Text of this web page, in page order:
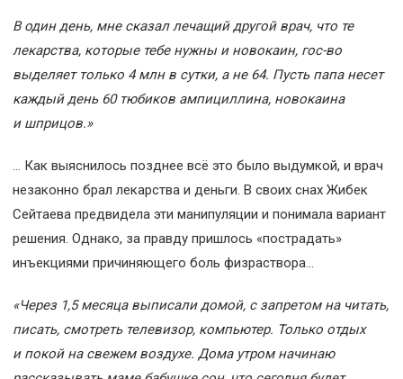
В один день, мне сказал лечащий другой врач, что те
лекарства, которые тебе нужны и новокаин, гос-во
выделяет только 4 млн в сутки, а не 64. Пусть папа несет
каждый день 60 тюбиков ампициллина, новокаина
и шприцов.»
… Как выяснилось позднее всё это было выдумкой, и врач
незаконно брал лекарства и деньги. В своих снах Жибек
Сейтаева предвидела эти манипуляции и понимала вариант
решения. Однако, за правду пришлось «пострадать»
инъекциями причиняющего боль физраствора…
«Через 1,5 месяца выписали домой, с запретом на читать,
писать, смотреть телевизор, компьютер. Только отдых
и покой на свежем воздухе. Дома утром начинаю